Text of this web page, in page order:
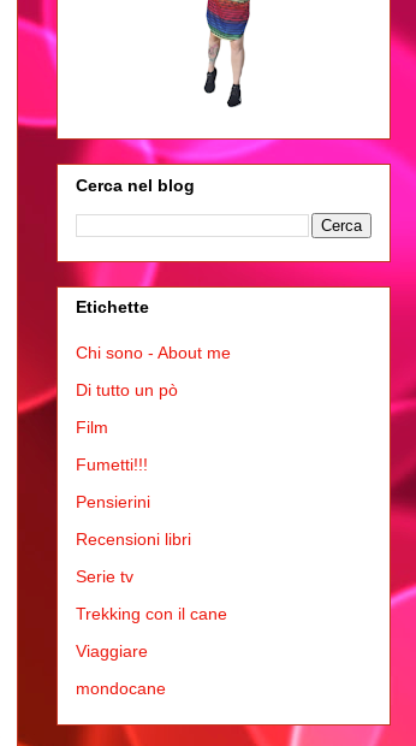
Cerca nel blog
Etichette
Chi sono - About me
Di tutto un pò
Film
Fumetti!!!
Pensierini
Recensioni libri
Serie tv
Trekking con il cane
Viaggiare
mondocane